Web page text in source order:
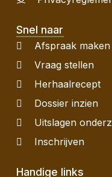
Snel naar
Afspraak maken
Vraag stellen
Herhaalrecept
Dossier inzien
Uitslagen
Inschrijven
Handige links